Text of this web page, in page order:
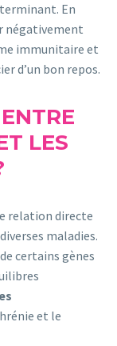
En
négativement
immunitaire et
d’un bon repos.
LES
relation directe
maladies.
certains gènes
et le